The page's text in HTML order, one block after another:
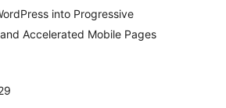
into Progressive
Accelerated Mobile Pages